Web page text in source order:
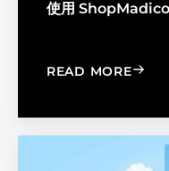
使用
READ MORE: